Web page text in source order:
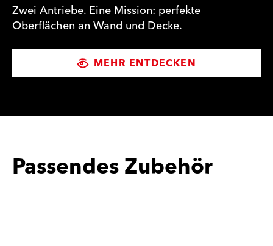
Zwei Antriebe. Eine Mission: perfekte
Oberflächen an Wand und Decke.
MEHR ENTDECKEN
Passendes Zubehör